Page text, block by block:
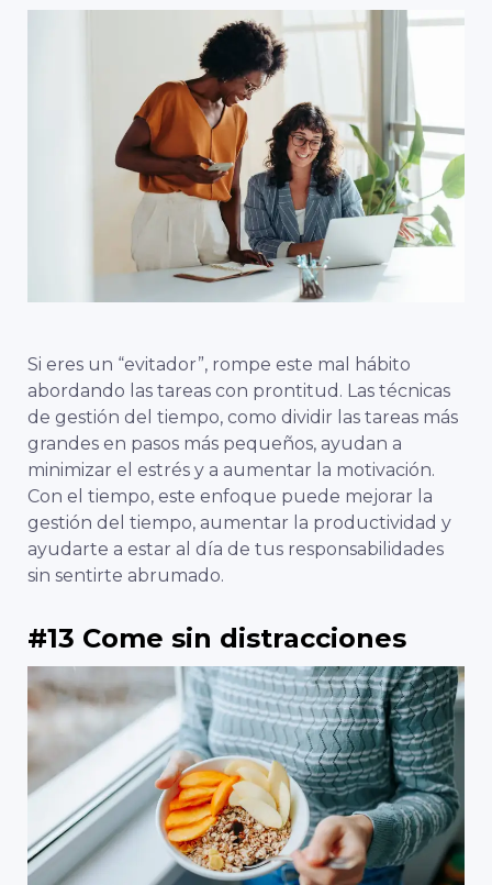
Si eres un “evitador”, rompe este mal hábito
abordando las tareas con prontitud. Las técnicas
de gestión del tiempo, como dividir las tareas más
grandes en pasos más pequeños, ayudan a
minimizar el estrés y a aumentar la motivación.
Con el tiempo, este enfoque puede mejorar la
gestión del tiempo, aumentar la productividad y
ayudarte a estar al día de tus responsabilidades
sin sentirte abrumado.
#13 Come sin distracciones